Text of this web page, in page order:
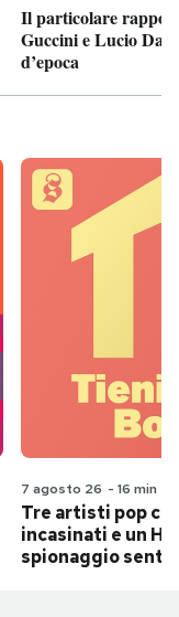
Il particolare
Guccini e Lucio
d’epoca
7 agosto 26 - 16 min
Tre artisti pop
incasinati e un
spionaggio